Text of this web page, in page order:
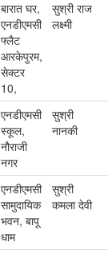
बारात घर,
एनडीएमसी
फ्लैट
आरकेपुरम,
सेक्टर
10,
सुश्री राज
लक्ष्मी
एनडीएमसी
स्कूल,
नौराजी
नगर
सुश्री
नानकी
एनडीएमसी
सामुदायिक
भवन, बापू
धाम
सुश्री
कमला देवी